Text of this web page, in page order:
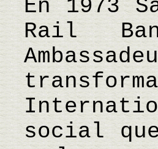
En 1973
Rail
social